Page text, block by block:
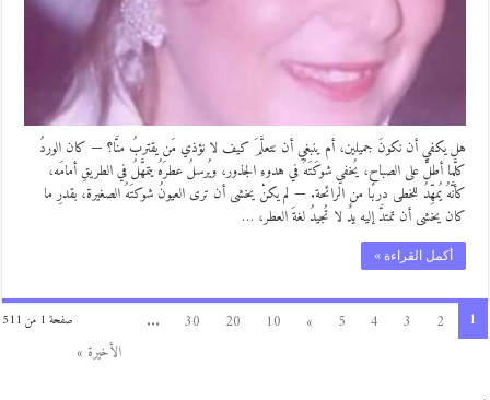
هل يكفي أن نكونَ جميلين، أم ينبغي أن نتعلَّمَ كيف لا نؤذي مَن يقتربُ منَّا؟ — كان الوردُ
كلَّما أطلَّ على الصباح، يُخفي شوكَتَهُ في هدوءِ الجذور، ويُرسلُ عطرَهُ يتمهَّلُ في الطريقِ أمامَه،
كأنَّهُ يُمهِّدُ للخطى دربًا من الرائحة. — لم يكنْ يخشى أن ترى العيونُ شوكتَهُ الصغيرة، بقدرِ ما
كان يخشى أن تمتدَّ إليه يدٌ لا تُجيدُ لغةَ العطر، …
أكمل القراءة »
صفحة 1 من 511 1
2
3
4
5
»
10
20
30
...
الأخيرة »